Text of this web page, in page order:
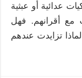
عدائية أو عبثية
مع أقرانهم. فهل
تزايدت عندهم